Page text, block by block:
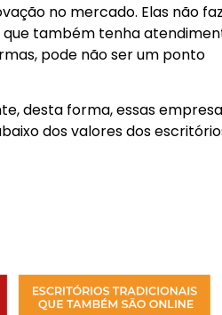
no mercado. Elas não
também tenha
pode não ser um ponto
desta forma, essas
dos valores dos